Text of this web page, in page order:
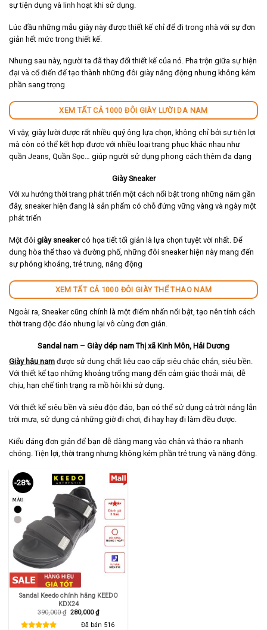
sự tiện dụng và linh hoạt khi sử dụng.
Lúc đầu những mẫu giày này được thiết kế chỉ để đi trong nhà với sự đơn
giản hết mức trong thiết kế.
Nhưng sau này, người ta đã thay đổi thiết kế của nó. Pha trộn giữa sự hiện
đại và cổ điển để tạo thành những đôi giày năng động nhưng không kém
phần sang trọng
XEM TẤT CẢ 1000 ĐÔI GIÀY LƯỜI DA NAM
Vì vậy, giày lười được rất nhiều quý ông lựa chọn, không chỉ bởi sự tiện lợi
mà còn có thể kết hợp được với nhiều loại trang phục khác nhau như
quần Jeans, Quần Sọc… giúp người sử dụng phong cách thêm đa dạng
Giày Sneaker
Với xu hướng thời trang phát triển một cách nổi bật trong những năm gần
đây, sneaker hiện đang là sản phẩm có chỗ đứng vững vàng và ngày một
phát triển
Một đôi giày sneakercó họa tiết tối giản là lựa chọn tuyệt vời nhất. Để
dung hòa thể thao và đường phố, những đôi sneaker hiện này mang đến
sự phóng khoáng, trẻ trung, năng động
XEM TẤT CẢ 1000 ĐÔI GIÀY THỂ THAO NAM
Ngoài ra, Sneaker cũng chính là một điểm nhấn nổi bật, tạo nên tính cách
thời trang độc đáo nhưng lại vô cùng đơn giản.
Sandal nam – Giày dép nam Thị xã Kinh Môn, Hải Dương
Giày hậu nam được sử dung chất liệu cao cấp siêu chắc chắn, siêu bền.
Với thiết kế tạo những khoảng trống mang đến cảm giác thoải mái, dễ
chịu, hạn chế tình trạng ra mồ hôi khi sử dụng.
Với thiết kế siêu bền và siêu độc đáo, bạn có thể sử dụng cả trời nắng lẫn
trời mưa, sử dụng cả những giờ đi chơi, đi hay hay đi làm đều được.
Kiểu dáng đơn giản để bạn dễ dàng mang vào chân và tháo ra nhanh
chóng. Tiện lợi, thời trang nhưng không kém phần trẻ trung và năng động.
-28%
Sandal Keedo chính hãng KEEDO
KDX24
390,000₫ Giá
280,000₫Giá
hiện
tại
Đã bán 516